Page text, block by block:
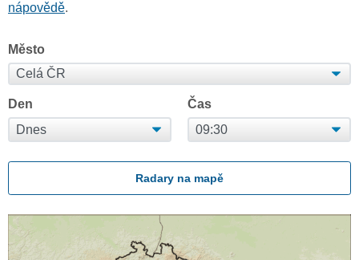
nápovědě.
Město
Den Čas
Radary na mapě